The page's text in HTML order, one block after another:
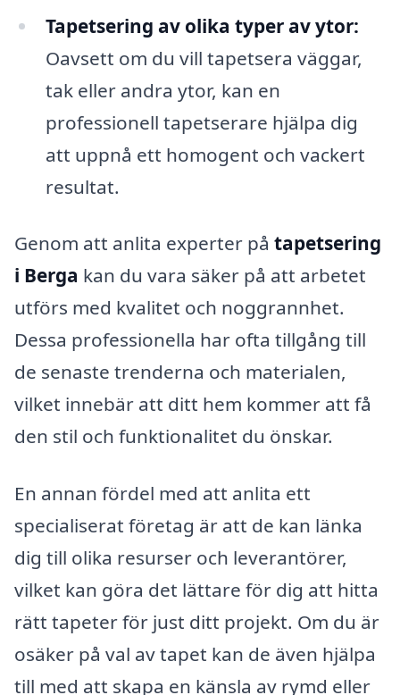
Tapetsering av olika typer av ytor:
Oavsett om du vill tapetsera väggar,
tak eller andra ytor, kan en
professionell tapetserare hjälpa dig
att uppnå ett homogent och vackert
resultat.
Genom att anlita experter på tapetsering
i Berga kan du vara säker på att arbetet
utförs med kvalitet och noggrannhet.
Dessa professionella har ofta tillgång till
de senaste trenderna och materialen,
vilket innebär att ditt hem kommer att få
den stil och funktionalitet du önskar.
En annan fördel med att anlita ett
specialiserat företag är att de kan länka
dig till olika resurser och leverantörer,
vilket kan göra det lättare för dig att hitta
rätt tapeter för just ditt projekt. Om du är
osäker på val av tapet kan de även hjälpa
till med att skapa en känsla av rymd eller